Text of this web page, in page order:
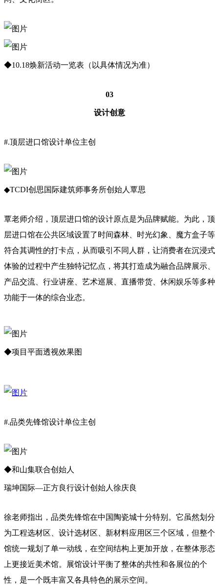
◆10.18焕新活动一览表（以具体情况为准）
03
设计创意
#.顶层进口馆设计单位主创
◆TCDI创思国际建筑师事务所创始人覃思
覃老师介绍，顶层进口馆的设计原点是为品牌赋能。为此，顶
层进口馆在公共区域设置了时间森林、时光幻象、魔方盒子等
符合其调性的打卡点，从而吸引不同人群，让消费者在沉浸式
体验的过程中产生独特记忆点，将其打造成为融合品牌展示、
产品交流、行业讲座、艺术巡展、直播带货、休闲娱乐等多种
功能于一体的综合业态。
◆项目平面透视效果图
#.品类先锋馆设计单位主创
◆和山集联合创始人
瑞坤国际—正方良行设计创始人徐庆良
徐老师指出，品类先锋馆在中国陶瓷城十分特别。它虽然划分
为工程选材区、设计选材区、新材料应用区三个区域，但整个
馆统一规划了单一动线，在空间结构上更加开放，在整体形态
上更接近美术馆。展馆设计平衡了整体的共性和各展位的个
性，是一个既丰富又各具特色的展示空间。